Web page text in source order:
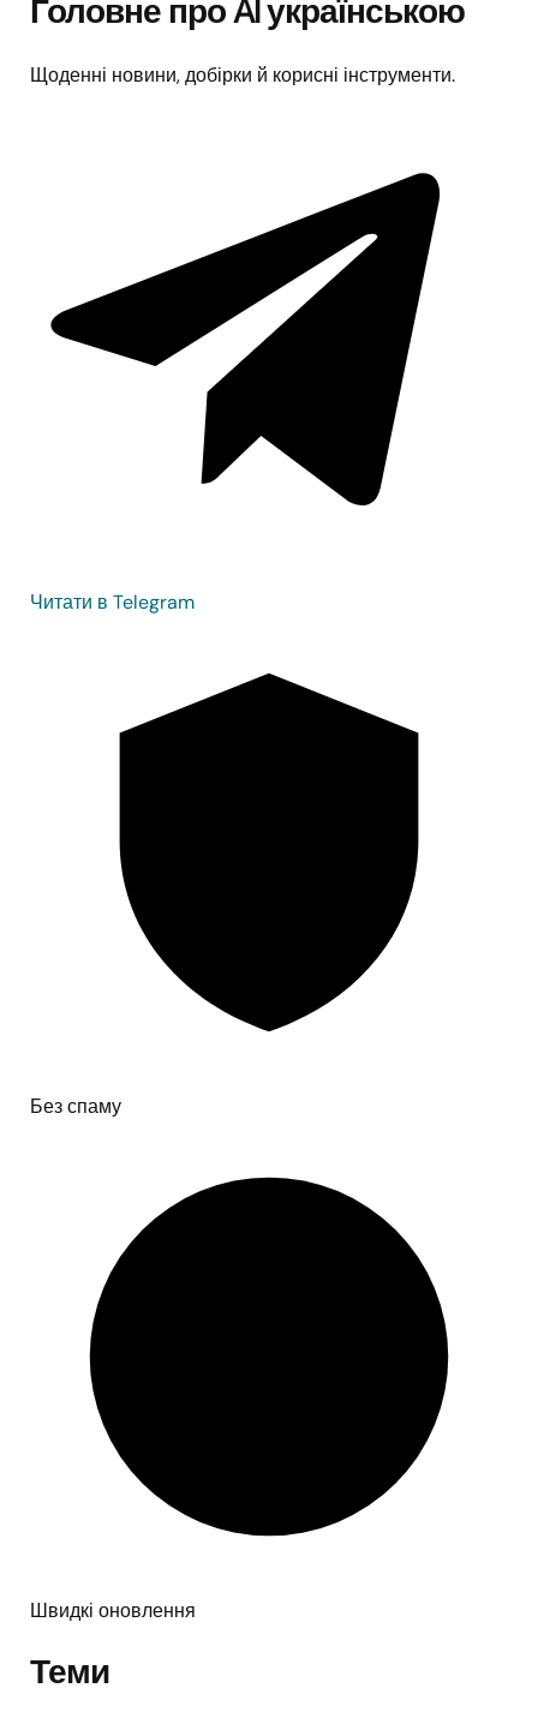
Головне про AI українською
Щоденні новини, добірки й корисні інструменти.
Читати в Telegram
Без спаму
Швидкі оновлення
Теми